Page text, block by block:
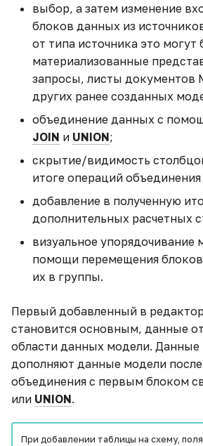
для выбора периода
Когортный анализ
Линейный график с
пиковыми значениями
Моя первая ML-модель
Настройка
автоматического сбора
статистики из Telegram
Тренд
Настройка цветового
Обновление данных и
Airflow
Обогащение данных —
вычисляемые поля
Общий гайд по созданию
выбор, а затем изменение
блоков данных из
от типа источника это
материализованные
запросы, листы документов
других ранее созданных
объединение данных с
JOIN и UNION;
скрытие/видимость
итоге операций
добавление в полученную
дополнительных расчетных
визуальное упорядочивание
помощи перемещения
их в группы.
Первый добавленный в
становится основным, данные
области данных модели. Данные
дополняют данные модели
объединения с первым блоком
или UNION.
При добавлении таблицы на схему,